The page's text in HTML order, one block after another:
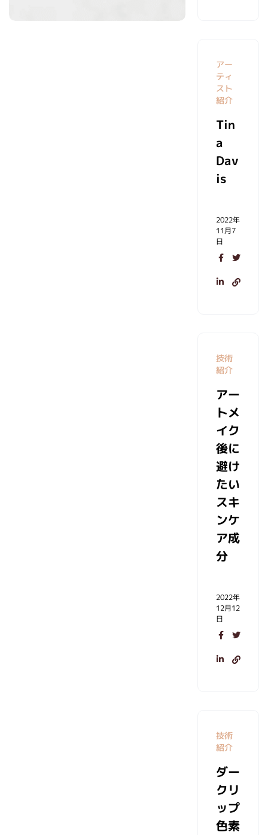
アー
ティ
スト
紹介
Tin
a
Dav
is
2022年
11月7
日
技術
紹介
アー
トメ
イク
後に
避け
たい
スキ
ンケ
ア成
分
2022年
12月12
日
技術
紹介
ダー
クリ
ップ
色素